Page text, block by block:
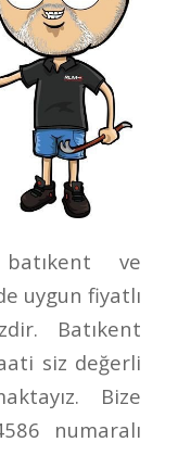
ve
uygun fiyatlı
Batıkent
siz değerli
Bize
numaralı